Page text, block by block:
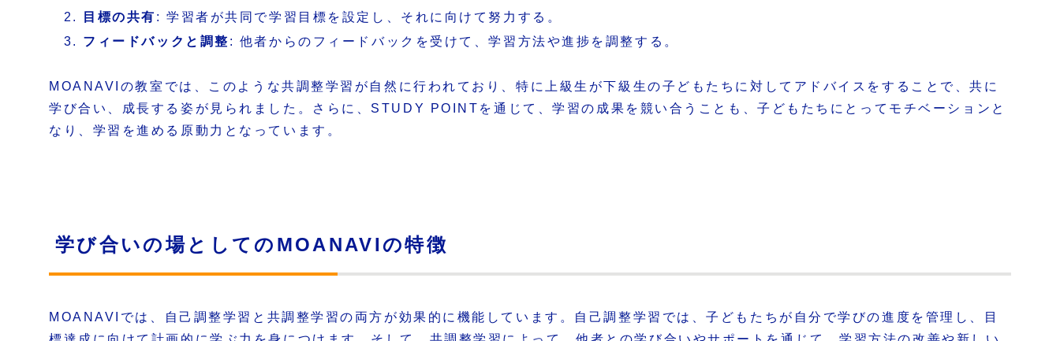
目標の共有 : 学習者が共同で学習目標を設定し、それに向けて努力する。
フィードバックと調整 : 他者からのフィードバックを受けて、学習方法や進捗を調整する。
MOANAVIの教室では、このような共調整学習が自然に行われており、特に上級生が下級生の子どもたちに対してアドバイスをすることで、共に
学び合い、成長する姿が見られました。さらに、STUDY POINTを通じて、学習の成果を競い合うことも、子どもたちにとってモチベーションと
なり、学習を進める原動力となっています。
学び合いの場としてのMOANAVIの特徴
MOANAVIでは、自己調整学習と共調整学習の両方が効果的に機能しています。自己調整学習では、子どもたちが自分で学びの進度を管理し、目